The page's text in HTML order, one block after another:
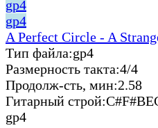
gp4
gp4
A Perfect Circle - A
Тип файла:gp4
Размерность такта:4/4
Продолж-сть, мин:2.58
Гитарный строй:
gp4